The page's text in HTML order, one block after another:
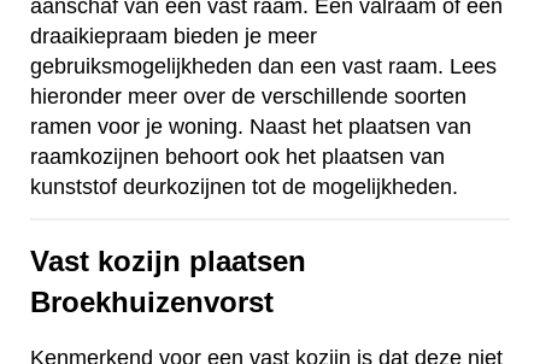
aanschaf van een vast raam. Een valraam of een
draaikiepraam bieden je meer
gebruiksmogelijkheden dan een vast raam. Lees
hieronder meer over de verschillende soorten
ramen voor je woning. Naast het plaatsen van
raamkozijnen behoort ook het plaatsen van
kunststof deurkozijnen tot de mogelijkheden.
Vast kozijn plaatsen
Broekhuizenvorst
Kenmerkend voor een vast kozijn is dat deze niet